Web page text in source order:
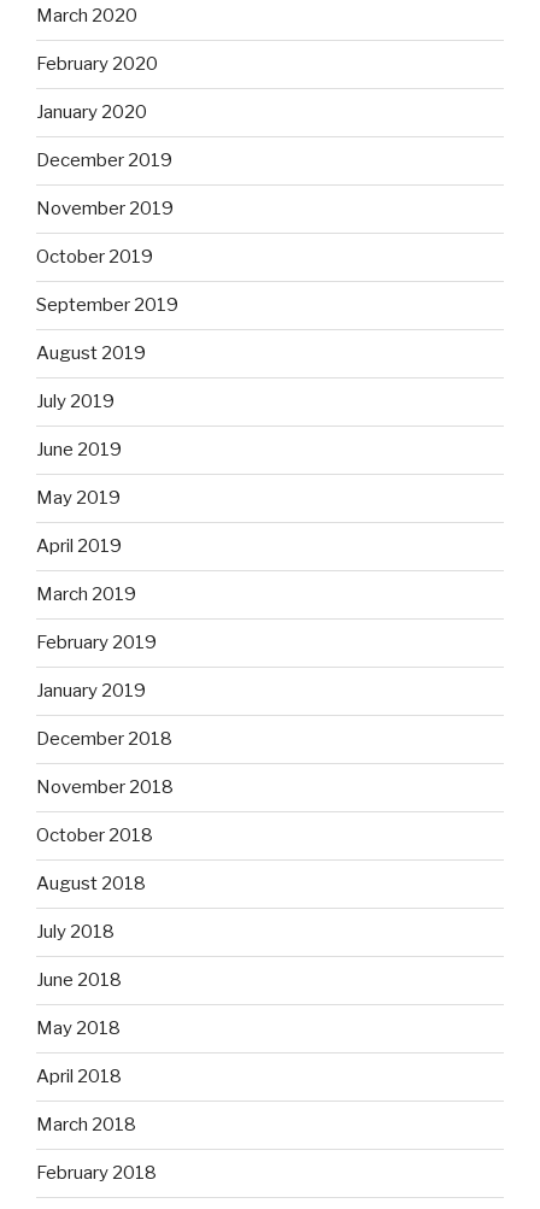
March 2020
February 2020
January 2020
December 2019
November 2019
October 2019
September 2019
August 2019
July 2019
June 2019
May 2019
April 2019
March 2019
February 2019
January 2019
December 2018
November 2018
October 2018
August 2018
July 2018
June 2018
May 2018
April 2018
March 2018
February 2018